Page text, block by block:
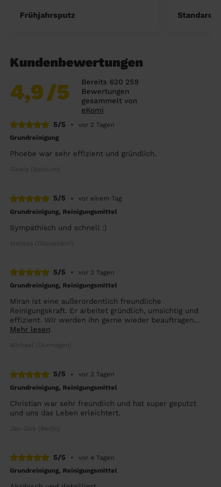
Frühjahrsputz
Kundenbewertungen
4,9/5
Bereits 620 259
Bewertungen
gesammelt von
eKomi
5/5
•
vor 2 Tagen
Grundreinigung
Phoebe war sehr effizient und gründlich.
Gisela (Bochum)
5/5 •
vor einem Tag
Grundreinigung, Reinigungsmittel
Sympathisch und schnell :)
Melissa (Düsseldorf)
5/5 •
vor 3 Tagen
Grundreinigung, Reinigungsmittel
Miran ist eine außerordentlich freundliche
Reinigungskraft. Er arbeitet gründlich, umsichtig und
effizient. Wir werden ihn gerne wieder beauftragen...
Mehr lesen
Michael (Dormagen)
5/5 •
vor 3 Tagen
Grundreinigung, Reinigungsmittel
Christian war sehr freundlich und hat super geputzt
und uns das Leben erleichtert.
Jan-Dirk (Berlin)
5/5 •
vor 4 Tagen
Grundreinigung, Reinigungsmittel